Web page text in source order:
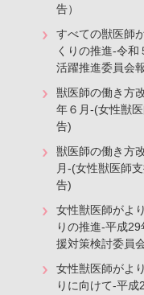
NRIMA は治療
エビデンスはな
る反応性で大き
た，脾臓摘出術
る．
本症例では骨髄
め投薬開始10 日
14 日目）に末梢
フルノミドを漸
参考文献
［ 1 ］ Tani A,
Dachshunds
告）
すべての獣医師
くりの推進-令和
活躍推進委員会報
獣医師の働き方
年６月-(女性獣
告)
獣医師の働き方
月-(女性獣医師
告)
女性獣医師がよ
りの推進-平成
援対策検討委員
女性獣医師がよ
りに向けて-平